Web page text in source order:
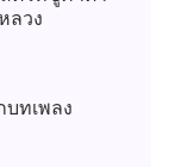
ลวง
บทเพลง